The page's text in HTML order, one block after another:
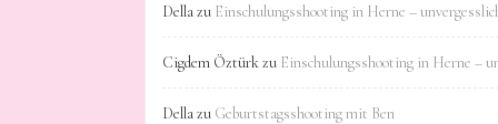
Dellazu Einschulungsshooting in Herne –
Cigdem Öztürkzu Einschulungsshooting in Herne –
Dellazu Geburtstagsshooting mit Ben